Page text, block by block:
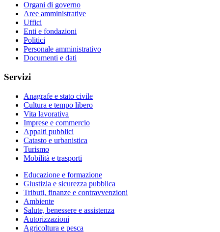
Organi di governo
Aree amministrative
Uffici
Enti e fondazioni
Politici
Personale amministrativo
Documenti e dati
Servizi
Anagrafe e stato civile
Cultura e tempo libero
Vita lavorativa
Imprese e commercio
Appalti pubblici
Catasto e urbanistica
Turismo
Mobilità e trasporti
Educazione e formazione
Giustizia e sicurezza pubblica
Tributi, finanze e contravvenzioni
Ambiente
Salute, benessere e assistenza
Autorizzazioni
Agricoltura e pesca